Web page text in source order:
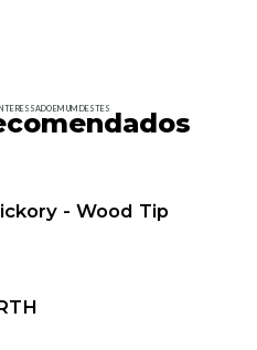
EM UM DESTES
- Wood Tip